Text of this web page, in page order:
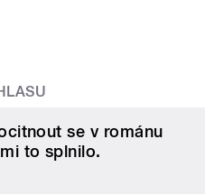
se v románu
to splnilo.